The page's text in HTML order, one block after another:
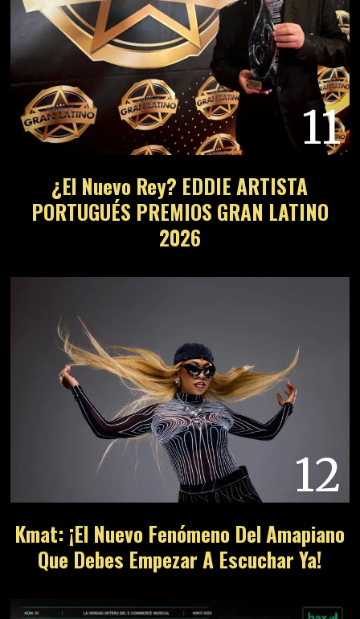
11
¿El Nuevo Rey? EDDIE ARTISTA
PORTUGUÉS PREMIOS GRAN LATINO
2026
12
Kmat: ¡El Nuevo Fenómeno Del Amapiano
Que Debes Empezar A Escuchar Ya!